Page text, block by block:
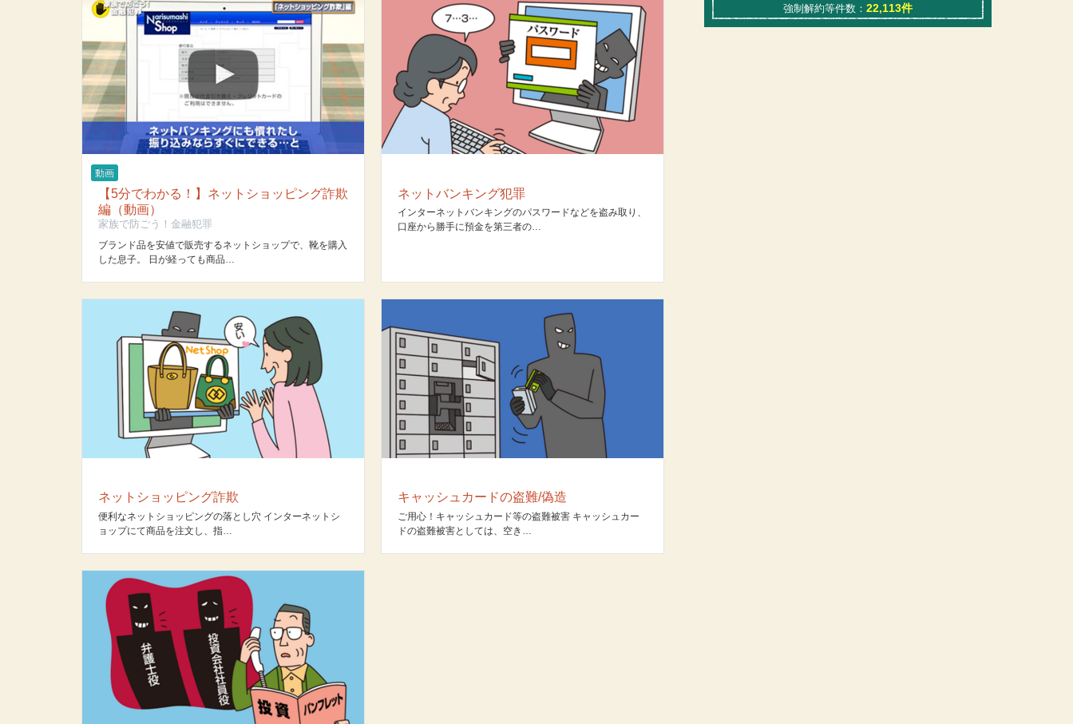
動画
【5分でわかる！】ネットショッピング詐欺
編（動画）
家族で防ごう！金融犯罪
ブランド品を安値で販売するネットショップで、靴を購入
した息子。 日が経っても商品…
ネットバンキング犯罪
インターネットバンキングのパスワードなどを盗み取り、
口座から勝手に預金を第三者の…
ネットショッピング詐欺
便利なネットショッピングの落とし穴 インターネットシ
ョップにて商品を注文し、指…
キャッシュカードの盗難/偽造
ご用心！キャッシュカード等の盗難被害 キャッシュカー
ドの盗難被害としては、空き…
強制解約等件数： 22,113件